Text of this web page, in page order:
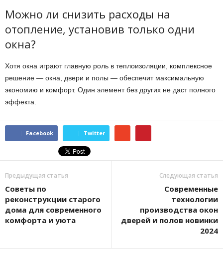
Можно ли снизить расходы на
отопление, установив только одни
окна?
Хотя окна играют главную роль в теплоизоляции, комплексное
решение — окна, двери и полы — обеспечит максимальную
экономию и комфорт. Один элемент без других не даст полного
эффекта.
Facebook Twitter
Предыдущая статья
Советы по
реконструкции старого
дома для современного
комфорта и уюта
Следующая статья
Современные
технологии
производства окон
дверей и полов новинки
2024